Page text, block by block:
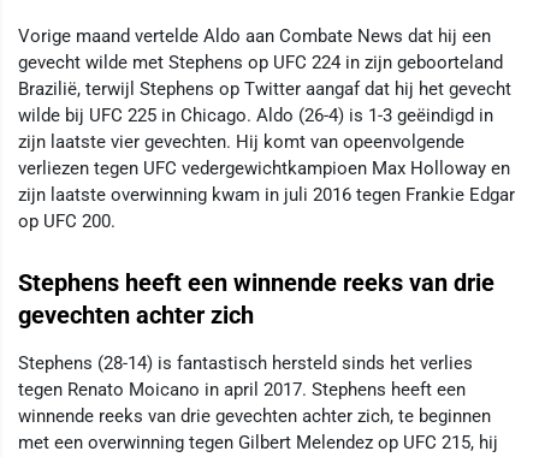
Vorige maand vertelde Aldo aan Combate News dat hij een
gevecht wilde met Stephens op UFC 224 in zijn geboorteland
Brazilië, terwijl Stephens op Twitter aangaf dat hij het gevecht
wilde bij UFC 225 in Chicago. Aldo (26-4) is 1-3 geëindigd in
zijn laatste vier gevechten. Hij komt van opeenvolgende
verliezen tegen UFC vedergewichtkampioen Max Holloway en
zijn laatste overwinning kwam in juli 2016 tegen Frankie Edgar
op UFC 200.
Stephens heeft een winnende reeks van drie
gevechten achter zich
Stephens (28-14) is fantastisch hersteld sinds het verlies
tegen Renato Moicano in april 2017. Stephens heeft een
winnende reeks van drie gevechten achter zich, te beginnen
met een overwinning tegen Gilbert Melendez op UFC 215, hij